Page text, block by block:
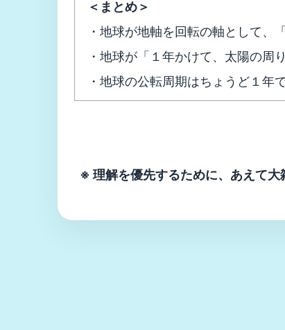
＜まとめ＞
・地球が地軸を回転の軸として、
・地球が「１年かけて、太陽の周
・地球の公転周期はちょうど１年
※ 理解を優先するために、あえて